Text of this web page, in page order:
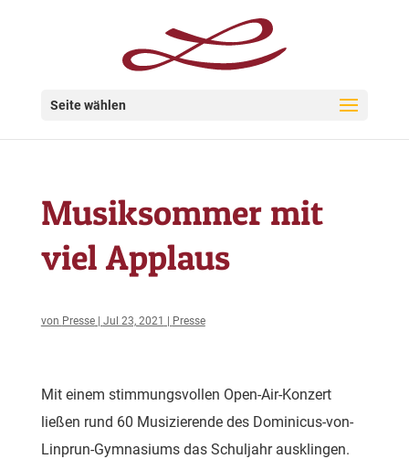
Seite wählen
Musiksommer mit
viel Applaus
von Presse| Jul 23, 2021 Presse
Mit einem stimmungsvollen Open-Air-Konzert
ließen rund 60 Musizierende des Dominicus-von-
Linprun-Gymnasiums das Schuljahr ausklingen.